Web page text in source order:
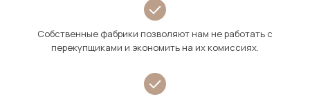
Собственные фабрики позволяют нам не работать с
перекупщиками и экономить на их комиссиях.